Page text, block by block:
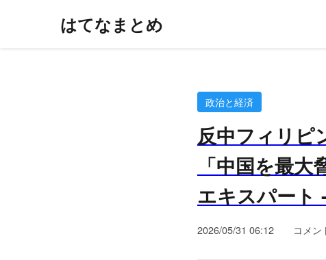
はてなまとめ
政治と経済
反中フィリ
「中国を最
エキスパート
2026/05/31 06:12 コメン